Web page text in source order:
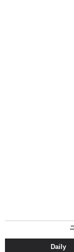
Daily